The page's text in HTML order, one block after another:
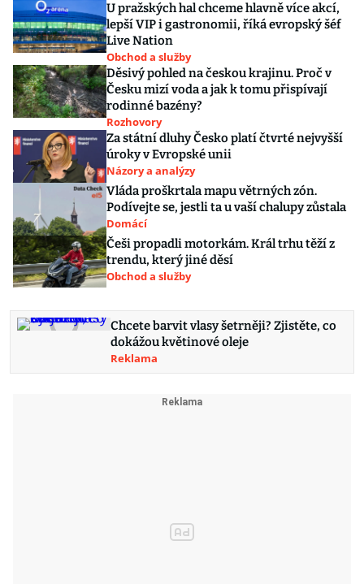
U pražských hal chceme hlavně více akcí,
lepší VIP i gastronomii, říká evropský šéf
Live Nation
Obchod a služby
Děsivý pohled na českou krajinu. Proč v
Česku mizí voda a jak k tomu přispívají
rodinné bazény?
Rozhovory
Za státní dluhy Česko platí čtvrté nejvyšší
úroky v Evropské unii
Názory a analýzy
Vláda proškrtala mapu větrných zón.
Podívejte se, jestli ta u vaší chalupy zůstala
Domácí
Češi propadli motorkám. Král trhu těží z
trendu, který jiné děsí
Obchod a služby
Chcete barvit vlasy šetrněji? Zjistěte, co
dokážou květinové oleje
Reklama